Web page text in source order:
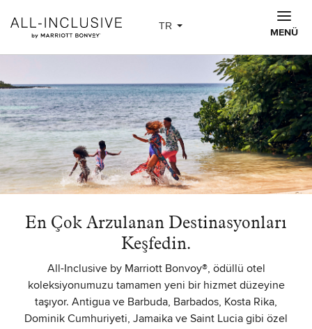
MENÜ
TR
En Çok Arzulanan Destinasyonları
Keşfedin.
All-Inclusive by Marriott Bonvoy®, ödüllü otel
koleksiyonumuzu tamamen yeni bir hizmet düzeyine
taşıyor. Antigua ve Barbuda, Barbados, Kosta Rika,
Dominik Cumhuriyeti, Jamaika ve Saint Lucia gibi özel